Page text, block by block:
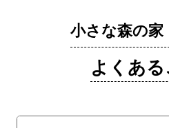
小さな森の
よくあ